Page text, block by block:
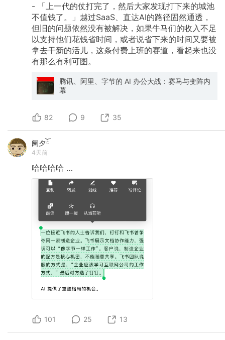
-
「上一代的仗打完了，然后大家发现打下来的城池
不值钱了。」越过SaaS、直达AI的路径固然通透，
但旧的问题依然没有被解决，如果牛马们的收入不足
以支持他们花钱省时间，或者说省下来的时间又要被
拿去干新的活儿，这条付费上班的赛道，看起来也没
有那么有利可图。
腾讯、阿里、字节的 AI 办公大战：赛马与变阵内
幕
82 9 35
阑夕ོ
4天前
哈哈哈哈 …
101 25 13